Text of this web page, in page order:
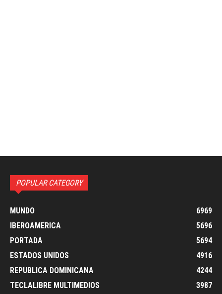
POPULAR CATEGORY
MUNDO
6969
IBEROAMERICA
5696
PORTADA
5694
ESTADOS UNIDOS
4916
REPUBLICA DOMINICANA
4244
TECLALIBRE MULTIMEDIOS
3987